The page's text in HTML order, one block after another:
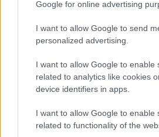
Google for online advertising
I want to allow Google to send
personalized advertising.
I want to allow Google to enable
related to analytics like cookies
device identifiers in apps.
I want to allow Google to enable
related to functionality of the
Hollandiában és a világ
bájos társasjáték, a
motorcsónakon, autón és
Irodalom